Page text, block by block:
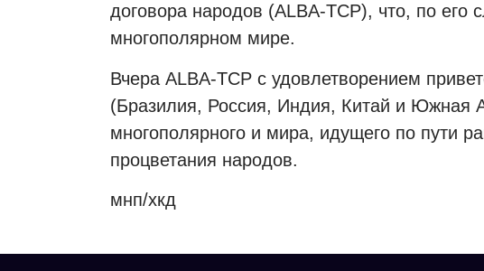
договора народов (ALBA-TCP), что, по его
многополярном мире.
Вчера ALBA-TCP с удовлетворением
(Бразилия, Россия, Индия, Китай и Южная
многополярного и мира, идущего по пути
процветания народов.
мнп/хкд